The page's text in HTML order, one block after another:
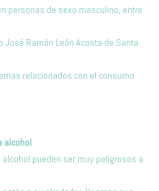
personas de sexo masculino, entre
Ramón León Acosta de Santa
relacionados con el consumo
alcohol
pueden ser muy peligrosos a